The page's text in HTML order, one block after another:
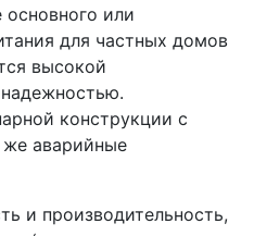
или
для частных домов
высокой
конструкции с
аварийные
и производительность,